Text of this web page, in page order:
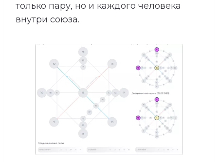
только пару, но и каждого человека
внутри союза.